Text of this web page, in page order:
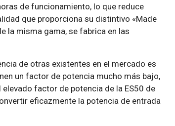
de funcionamiento, lo que reduce
que proporciona su distintivo «Made
la misma gama, se fabrica en las
de otras existentes en el mercado es
un factor de potencia mucho más bajo,
factor de potencia de la ES50 de
eficazmente la potencia de entrada